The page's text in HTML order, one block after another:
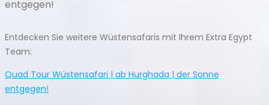
entgegen!
Entdecken Sie weitere Wüstensafaris mit Ihrem Extra Egypt
Team:
Quad Tour Wüstensafari | ab Hurghada | der Sonne
entgegen!